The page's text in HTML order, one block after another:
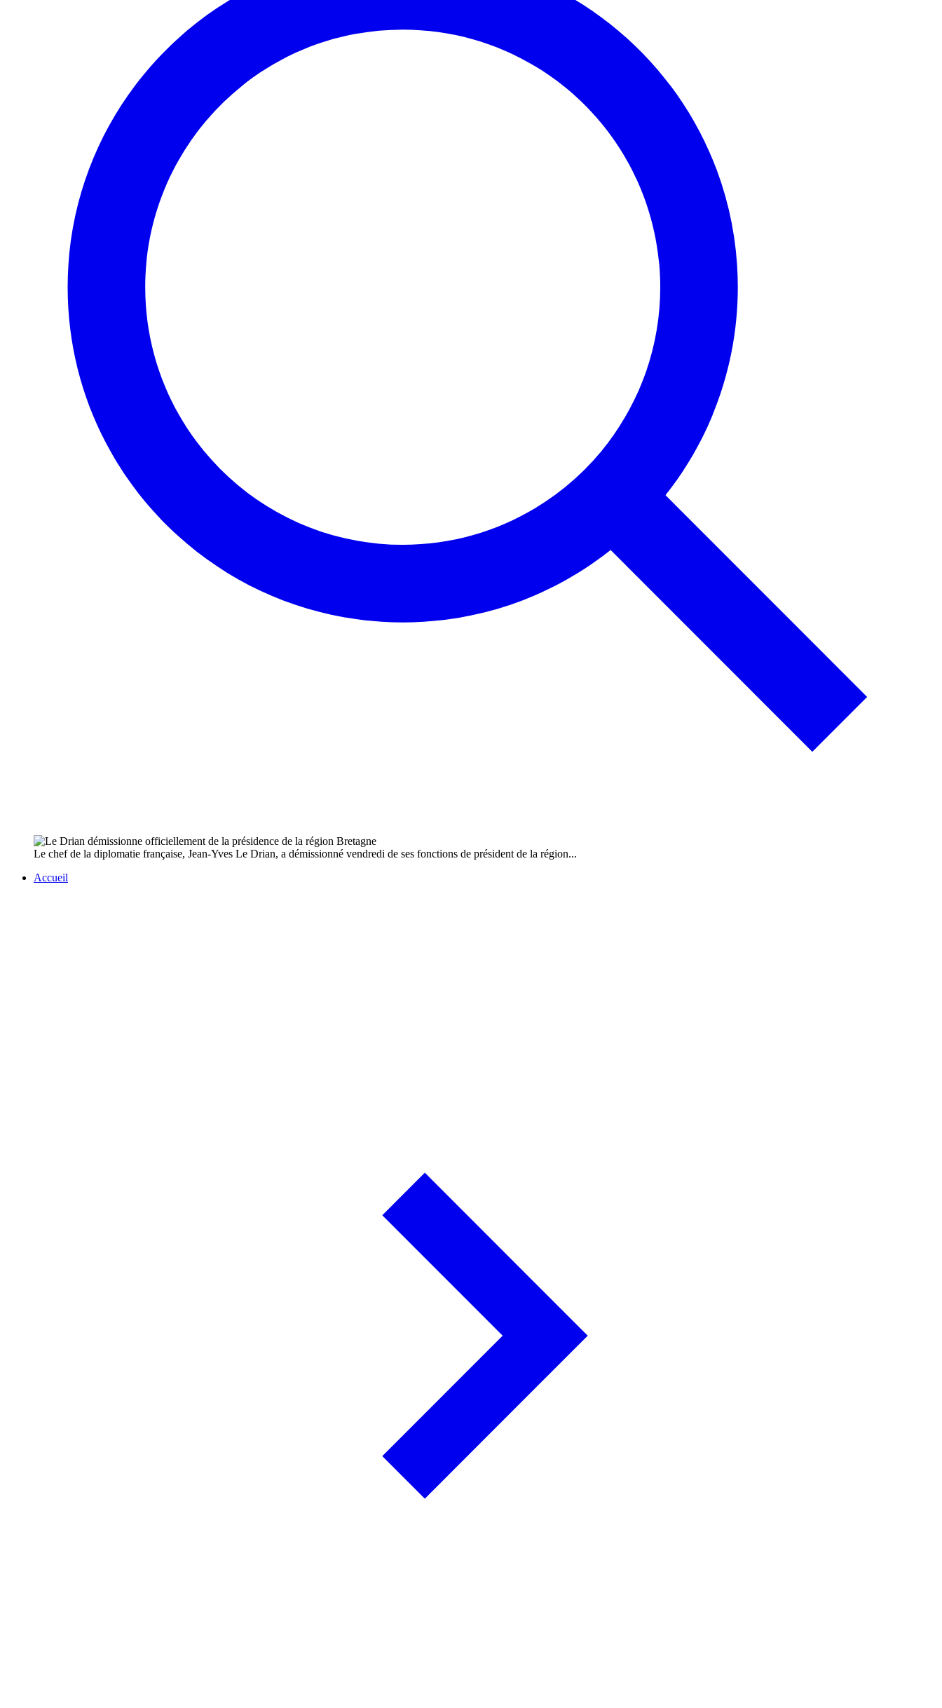
Le chef de la diplomatie française, Jean-Yves Le Drian, a démissionné vendredi de ses fonctions de président de la région...
Accueil